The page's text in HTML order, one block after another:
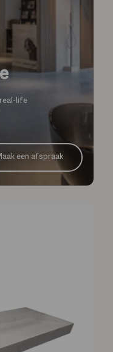
life
een afspraak